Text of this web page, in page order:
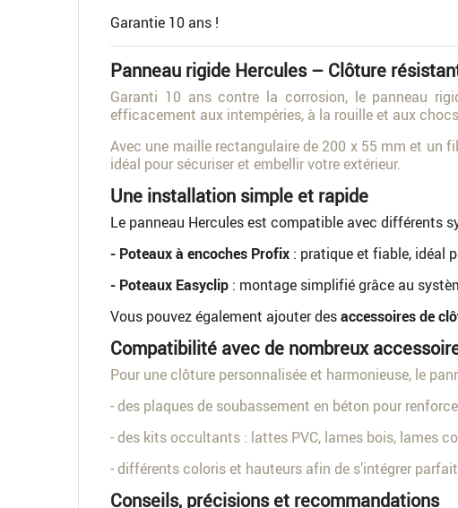
Garantie 10 ans !
Panneau rigide Hercules – Clôture
Garanti 10 ans contre la corrosion, le panneau
efficacement aux intempéries, à la rouille et aux
Avec une maille rectangulaire de 200 x 55 mm et un
idéal pour sécuriser et embellir votre extérieur.
Une installation simple et rapide
Le panneau Hercules est compatible avec différents
- Poteaux à encoches Profix : pratique et fiable, idéal
- Poteaux Easyclip : montage simplifié grâce au
Vous pouvez également ajouter desaccessoires de
Compatibilité avec de nombreux
Pour une clôture personnalisée et harmonieuse, le
- des plaques de soubassement en béton pour
- des kits occultants : lattes PVC, lames bois, lames
- différents coloris et hauteurs afin de s’intégrer
Conseils, précisions et recommandations